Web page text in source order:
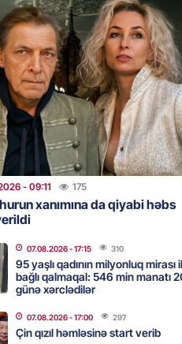
evlənməsə yaxşıdır” —
- 15:37 204
İlham Əliyev müharibəni
həm də sülhü qazandı!” –
- 14:50 171
oğlu türkcə danışdı
- 14:39
Prezident İlham Əliyevə
- 09:11 175
xanımına da qiyabi həbs
07.08.2026- 17:15 310
95 yaşlı qadının milyonluq mirası
bağlı qalmaqal: 546 min manatı
günə xərclədilər
07.08.2026- 17:00 297
Çin qızıl həmləsinə start verib